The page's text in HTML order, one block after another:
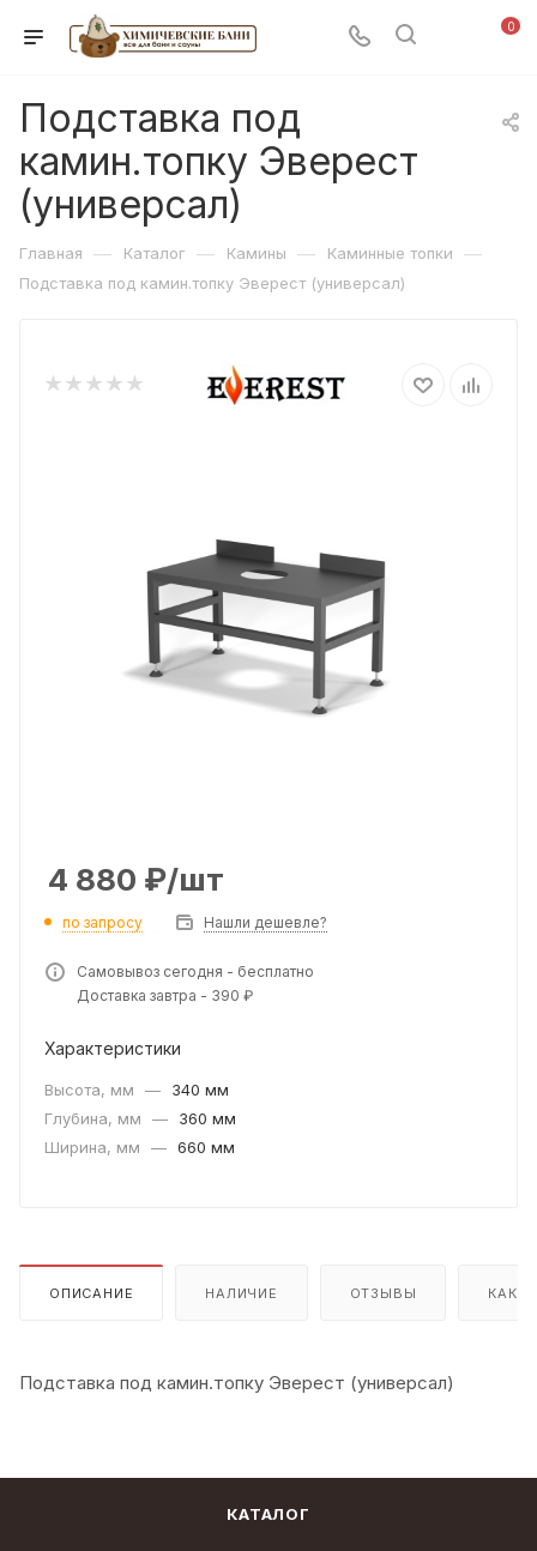
0
Подставка под
камин.топку Эверест
(универсал)
Главная — Каталог — Камины — Каминные топки —
Подставка под камин.топку Эверест (универсал)
4 880 ₽/шт
по запросу Нашли дешевле?
Самовывоз сегодня - бесплатно
Доставка завтра - 390 ₽
Характеристики
Высота, мм —
340 мм
Глубина, мм
—
360 мм
Ширина, мм
— 660 мм
ОПИСАНИЕ НАЛИЧИЕ ОТЗЫВЫ КАК
Подставка под камин.топку Эверест (универсал)
КАТАЛОГ